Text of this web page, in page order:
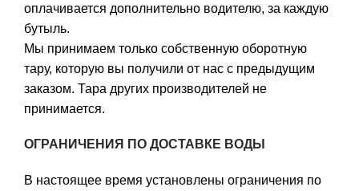
оплачивается дополнительно водителю, за каждую
бутыль.
Мы принимаем только собственную оборотную
тару, которую вы получили от нас с предыдущим
заказом. Тара других производителей не
принимается.
ОГРАНИЧЕНИЯ ПО ДОСТАВКЕ ВОДЫ
В настоящее время установлены ограничения по